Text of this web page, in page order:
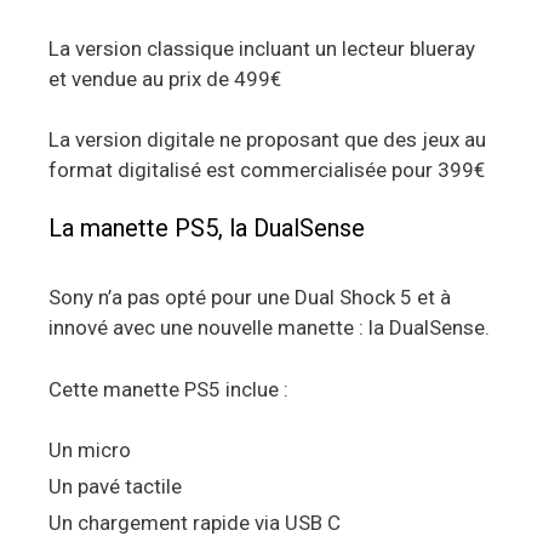
La version classique incluant un lecteur blueray
et vendue au prix de 499€
La version digitale ne proposant que des jeux au
format digitalisé est commercialisée pour 399€
La manette PS5, la DualSense
Sony n’a pas opté pour une Dual Shock 5 et à
innové avec une nouvelle manette : la DualSense.
Cette manette PS5 inclue :
Un micro
Un pavé tactile
Un chargement rapide via USB C